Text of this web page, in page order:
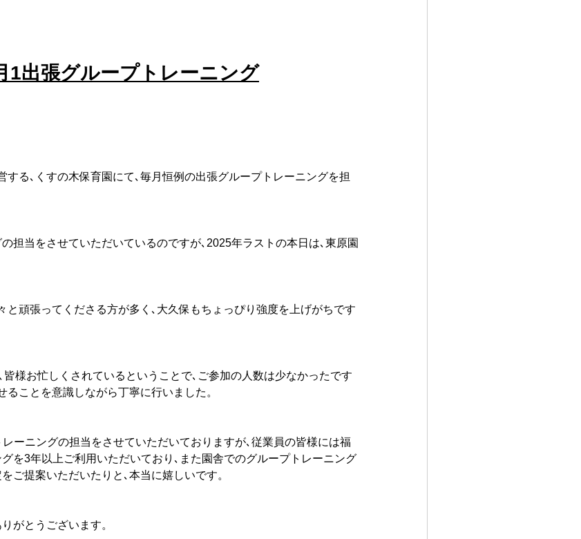
1出張グループトレーニング
する､くすの木保育園にて､毎月恒例の出張グループトレーニングを担
担当をさせていただいているのですが､2025年ラストの本日は､東原園
と頑張ってくださる方が多く､大久保もちょっぴり強度を上げがちです
様お忙しくされているということで､ご参加の人数は少なかったです
ることを意識しながら丁寧に行いました。
ーニングの担当をさせていただいておりますが､従業員の皆様には福
を3年以上ご利用いただいており､また園舎でのグループトレーニング
ご提案いただいたりと､本当に嬉しいです。
がとうございます。